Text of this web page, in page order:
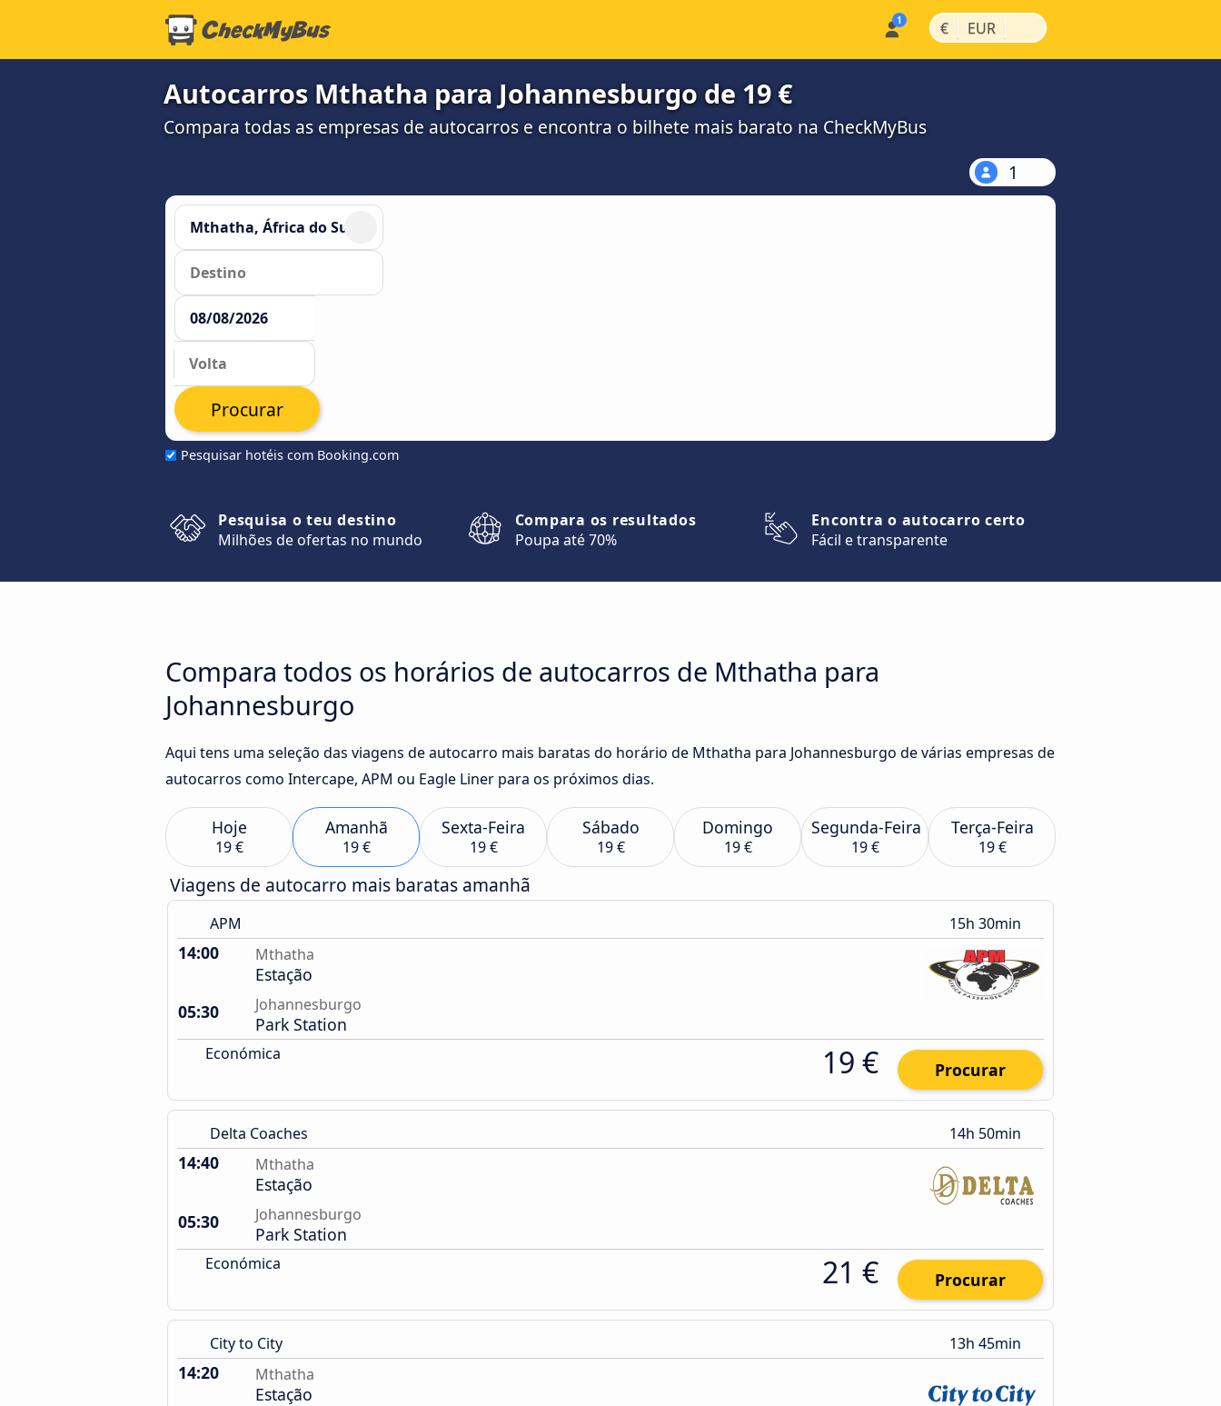
€ | EUR |
Autocarros Mthatha para Johannesburgo de 19 €
Compara todas as empresas de autocarros e encontra o bilhete mais barato na CheckMyBus
1
Pesquisar hotéis com Booking.com
Procurar
Pesquisa o teu destino
Milhões de ofertas no mundo
Compara os resultados
Poupa até 70%
Encontra o autocarro certo
Fácil e transparente
Compara todos os horários de autocarros de Mthatha para
Johannesburgo
Aqui tens uma seleção das viagens de autocarro mais baratas do horário de Mthatha para Johannesburgo de várias empresas de
autocarros como Intercape, APM ou Eagle Liner para os próximos dias.
Hoje
19 €
Amanhã
19 €
Sexta-Feira
19 €
Sábado
19 €
Domingo
19 €
Segunda-Feira
19 €
Terça-Feira
19 €
Viagens de autocarro mais baratas amanhã
APM 15h 30min
14:00 Mthatha
Estação
05:30
Johannesburgo
Park Station
Económica 19 € Procurar
Delta Coaches 14h 50min
14:40 Mthatha
Estação
05:30
Johannesburgo
Park Station
Económica 21 € Procurar
City to City 13h 45min
14:20 Mthatha
Estação